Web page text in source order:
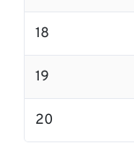
18
19
20